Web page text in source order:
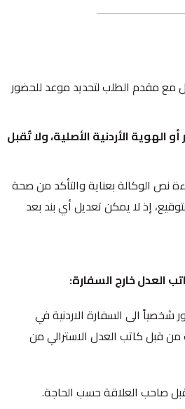
مع مقدم الطلب لتحديد موعد للحضور
الهوية الأردنية الأصلية، ولا تُقبل
نص الوكالة بعناية والتأكد من صحة
إذ لا يمكن تعديل أي بند بعد
العدل خارج السفارة:
شخصياً الى السفارة الاردنية في
من قبل كاتب العدل الاسترالي من
صاحب العلاقة حسب الحاجة.